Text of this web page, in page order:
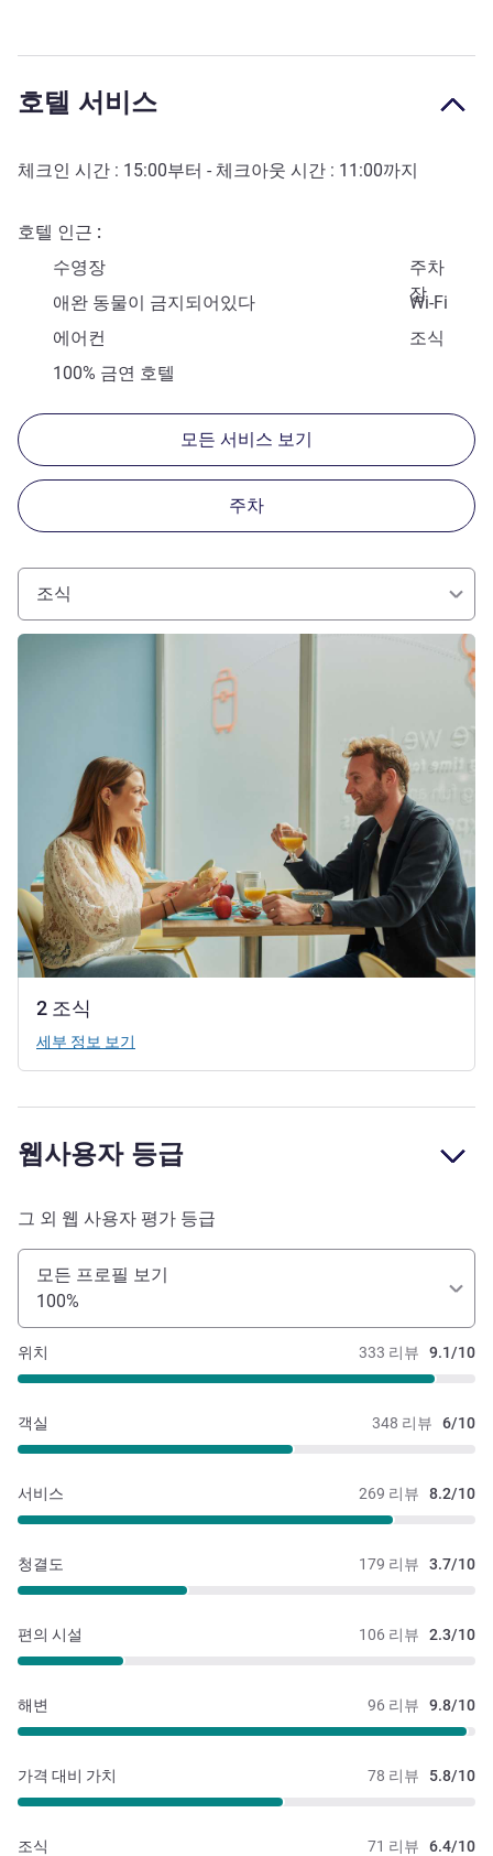
호텔 서비스
체크인 시간 : 15:00부터 - 체크아웃 시간 : 11:00까지
호텔 인근
수영장
주차
장
애완 동물이 금지되어있다
Wi-Fi
에어컨
조식
100% 금연 호텔
모든 서비스 보기
주차
조식
2 조식
세부 정보 보기
세부 정보 보기
웹사용자 등급
그 외 웹 사용자 평가 등급
모든 프로필 보기
100%
333 리뷰 9.1/10
위치
348 리뷰 6/10
객실
269 리뷰 8.2/10
서비스
179 리뷰 3.7/10
청결도
106 리뷰 2.3/10
편의 시설
96 리뷰 9.8/10
해변
78 리뷰 5.8/10
가격 대비 가치
71 리뷰 6.4/10
조식